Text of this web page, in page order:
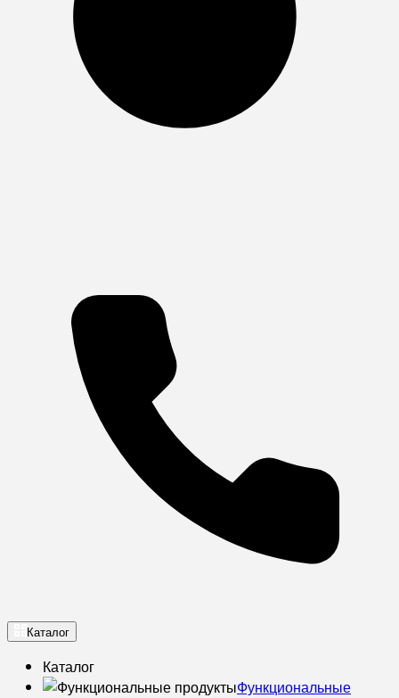
Каталог
Каталог
Функциональные